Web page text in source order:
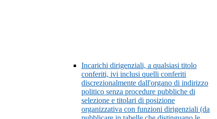
Incarichi dirigenziali, a qualsiasi titolo
conferiti, ivi inclusi quelli conferiti
discrezionalmente dall'organo di indirizzo
politico senza procedure pubbliche di
selezione e titolari di posizione
organizzativa con funzioni dirigenziali (da